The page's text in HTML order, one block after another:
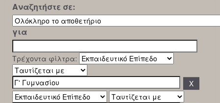
Αναζητήστε σε:
για
Τρέχοντα φίλτρα: